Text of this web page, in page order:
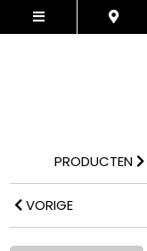
PRODUCTEN
VORIGE